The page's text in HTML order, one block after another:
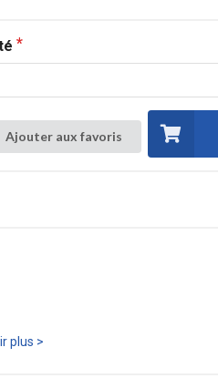
Ajouter aux favoris
plus >